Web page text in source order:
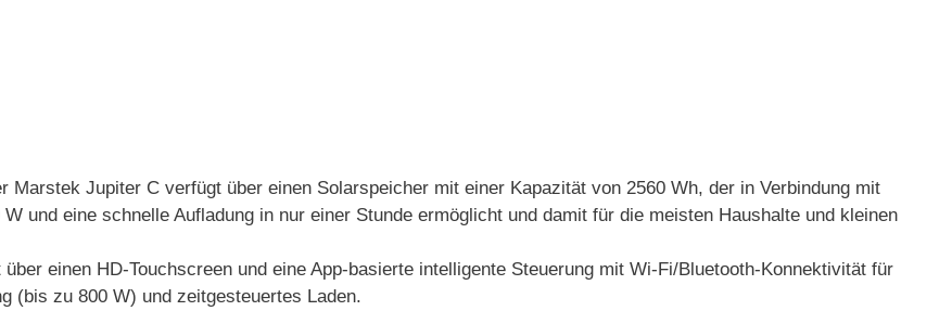
Marstek Jupiter C verfügt über einen Solarspeicher mit einer Kapazität von 2560 Wh, der in Verbindung mit
und eine schnelle Aufladung in nur einer Stunde ermöglicht und damit für die meisten Haushalte und kleinen
einen HD-Touchscreen und eine App-basierte intelligente Steuerung mit Wi-Fi/Bluetooth-Konnektivität für
(bis zu 800 W) und zeitgesteuertes Laden.